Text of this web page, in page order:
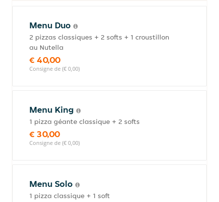
Menu Duo
2 pizzas classiques + 2 softs + 1 croustillon
au Nutella
€ 40,00
Consigne de (€ 0,00)
Menu King
1 pizza géante classique + 2 softs
€ 30,00
Consigne de (€ 0,00)
Menu Solo
1 pizza classique + 1 soft